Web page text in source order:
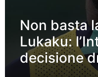
Non basta
Lukaku:
decisione